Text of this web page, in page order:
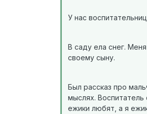
У нас
В саду ела снег.
своему сыну.
Был рассказ про
мыслях.
ежики любят, а я